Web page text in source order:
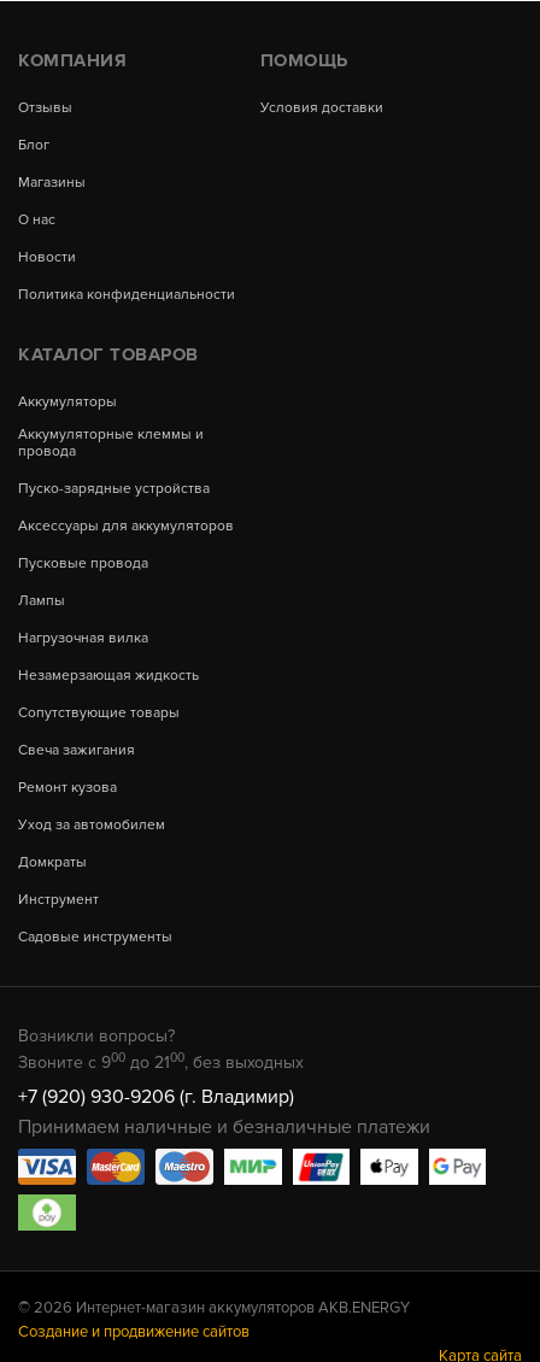
КОМПАНИЯ
Отзывы
Блог
Магазины
О нас
Новости
Политика конфиденциальности
ПОМОЩЬ
Условия доставки
КАТАЛОГ ТОВАРОВ
Аккумуляторы
Аккумуляторные клеммы и
провода
Пуско-зарядные устройства
Аксессуары для аккумуляторов
Пусковые провода
Лампы
Нагрузочная вилка
Незамерзающая жидкость
Сопутствующие товары
Свеча зажигания
Ремонт кузова
Уход за автомобилем
Домкраты
Инструмент
Садовые инструменты
Возникли вопросы?
Звоните с 900 до 2100, без выходных
+7 (920) 930-9206 (г. Владимир)
Принимаем наличные и безналичные платежи
© 2026 Интернет-магазин аккумуляторов AKB.ENERGY
Создание и продвижение сайтов
Карта сайта